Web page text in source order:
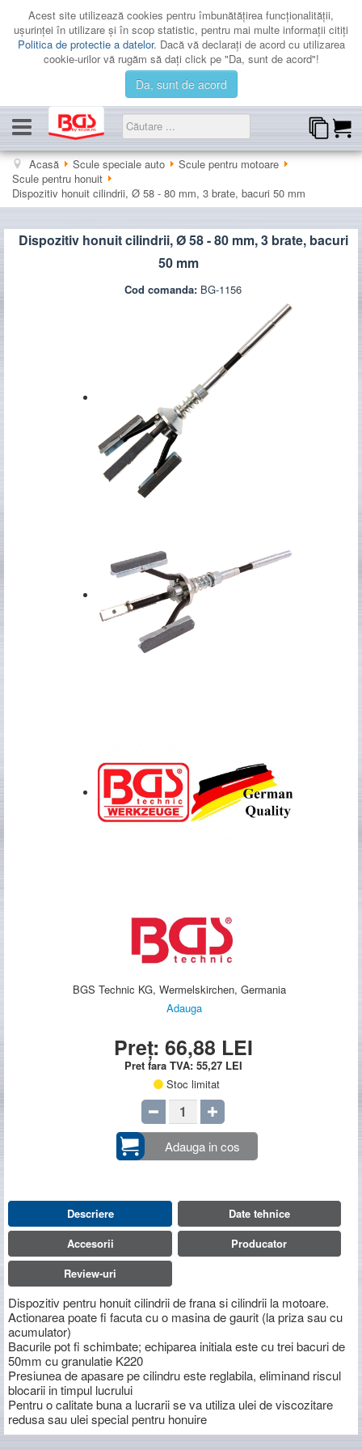
Acest site utilizează cookies pentru îmbunătăţirea funcţionalităţii,
uşurinţei în utilizare şi în scop statistic, pentru mai multe informaţii citiţi
Politica de protectie a datelor. Dacă vă declaraţi de acord cu utilizarea
cookie-urilor vă rugăm să daţi click pe "Da, sunt de acord"!
Da, sunt de acord
CATEGORII
PROMOTII
CATALOAGE
Acasă Scule speciale auto
Scule pentru motoare
Scule pentru honuit
Dispozitiv honuit cilindrii, Ø 58 - 80 mm, 3 brate, bacuri 50 mm
Dispozitiv honuit cilindrii, Ø 58 - 80 mm, 3 brate, bacuri
50 mm
Cod comanda: BG-1156
BGS Technic KG, Wermelskirchen, Germania
Adauga
Preț: 66,88 LEI
Pret fara TVA: 55,27 LEI
Stoc limitat
Adauga in cos
Descriere
Dispozitiv pentru honuit cilindrii de frana si cilindrii la motoare.
Actionarea poate fi facuta cu o masina de gaurit (la priza sau cu
acumulator)
Bacurile pot fi schimbate; echiparea initiala este cu trei bacuri de
50mm cu granulatie K220
Presiunea de apasare pe cilindru este reglabila, eliminand riscul
blocarii in timpul lucrului
Pentru o calitate buna a lucrarii se va utiliza ulei de viscozitare
redusa sau ulei special pentru honuire
Date tehnice
Accesorii
Producator
Review-uri